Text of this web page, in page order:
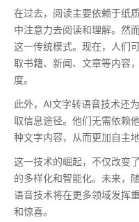
在过去，阅读主要依赖于纸
中注意力去阅读和理解。然
这一传统模式。现在，人们
取书籍、新闻、文章等内容
度。
此外，AI文字转语音技术还
取信息途径。他们无需依赖
种文字内容，从而更加自主
这一技术的崛起，不仅改变
的多样化和智能化。未来，
语音技术将在更多领域发挥
和惊喜。